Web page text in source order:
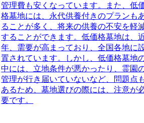
管理費も安くなっています。また、低
格墓地には、永代供養付きのプランも
ることが多く、将来の供養の不安を軽
することができます。低価格墓地は、
年、需要が高まっており、全国各地に
置されています。しかし、低価格墓地
中には、立地条件が悪かったり、霊園
管理が行き届いていないなど、問題点
あるため、墓地選びの際には、注意が
要です。